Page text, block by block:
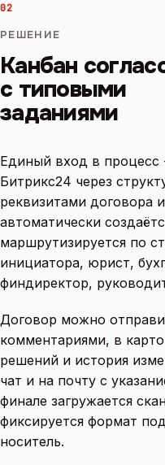
02
РЕШЕНИЕ
Канбан
с типовыми
заданиями
Единый вход в процесс
Битрикс24 через
реквизитами договора
автоматически
маршрутизируется по
инициатора, юрист,
финдиректор,
Договор можно
комментариями, в
решений и история
чат и на почту с
финале загружается
фиксируется формат
носитель.